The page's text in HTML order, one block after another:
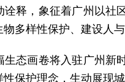
诠释，象征着广州以社
多样性保护、建设人
态画卷将入驻广州新
保护理念，生动展现